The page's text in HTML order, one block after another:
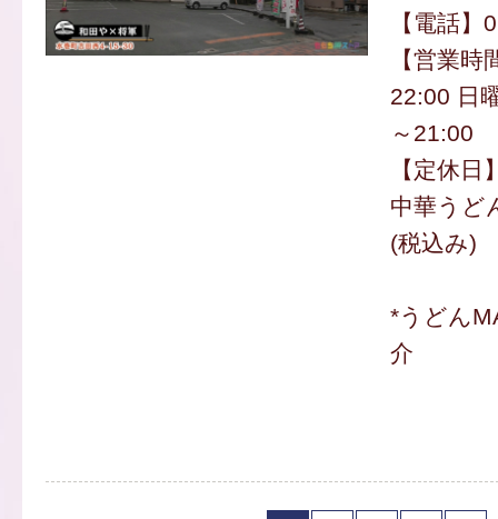
【電話
【営業
22:00 日
～21:00
【定休日
中華うど
(税込み)
*うどん
介